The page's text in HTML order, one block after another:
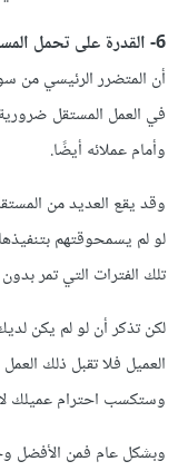
6- القدرة على تحمل
أن المتضرر الرئيسي من
في العمل المستقل
وأمام عملائه أيضًا.
وقد يقع العديد من
لو لم يسمحوقتهم
تلك الفترات التي تمر
لكن تذكر أن لو لم يكن
العميل فلا تقبل ذلك
وستكسب احترام عميلك
وبشكل عام فمن الأفضل